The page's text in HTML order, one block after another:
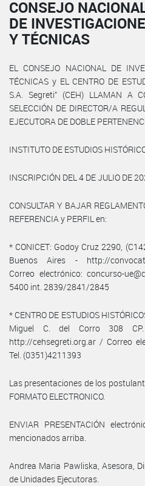
CONSEJO
DE
Y TÉCNICAS
EL CONSEJO NACIONAL DE
TÉCNICAS y EL CENTRO DE
S.A. Segreti” (CEH) LLAMAN A
SELECCIÓN DE DIRECTOR/A
EJECUTORA DE DOBLE
INSTITUTO DE ESTUDIOS
INSCRIPCIÓN DEL 4 DE JULIO DE
CONSULTAR Y BAJAR
REFERENCIA y PERFIL en:
* CONICET: Godoy Cruz 2290,
Buenos Aires - http://
Correo electrónico: concurso-
5400 int. 2839/2841/2845
* CENTRO DE ESTUDIOS
Miguel C. del Corro 308 CP.
http://cehsegreti.org.ar / Correo
Tel. (0351)4211393
Las presentaciones de los
FORMATO ELECTRONICO.
ENVIAR PRESENTACIÓN
mencionados arriba.
Andrea Maria Pawliska, Asesora,
de Unidades Ejecutoras.